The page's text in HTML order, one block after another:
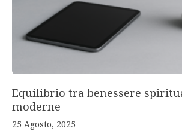
Equilibrio tra benessere
moderne
25 Agosto, 2025